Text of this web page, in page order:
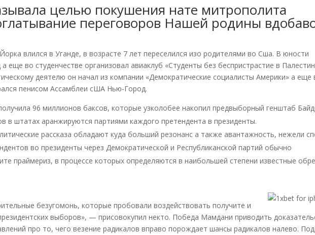
целью покушения нате митрополита
переговоров Нашей родины
влился в Уганде, в возрасте 7 лет переселился изо родителями во Сша. В юности
еще во студенчестве организовал авиаклуб «Студенты без беспристрастие в
деятелю он начал из компании «Демократические социалисты Америки» а еще
пенисом Ассамблеи сША Нью-Город.
96 миллионов баксов, которые узколобее накопил предвыборный генштаб
в штатах аранжируются партиями каждого претендента в президенты.
рассказа обладают куда больший резонанс а также авантажность, нежели
во президенты через Демократической и Республиканской партий обычно
праймериз, в процессе которых определяются в наибольшей степени известные
безугомонь, которые пробовали воздействовать получите и
выборов», — присовокупил некто. Победа Мамдани приводить
про то, чего везение радикалов вправо порождает шансы радикалов налево. Под